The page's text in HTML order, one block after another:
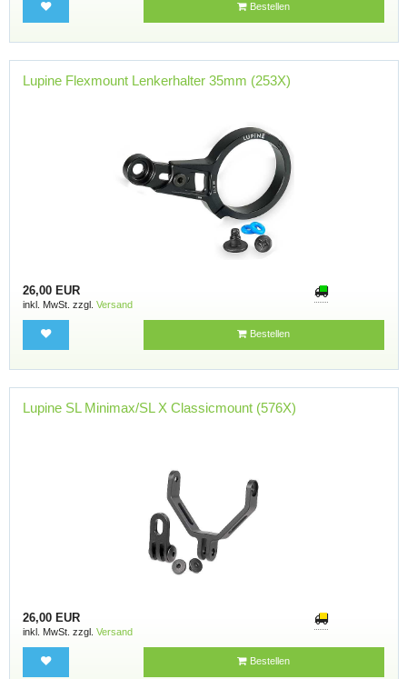
Bestellen
Lupine Flexmount Lenkerhalter 35mm (253X)
26,00 EUR
inkl. MwSt. zzgl. Versand
Bestellen
Lupine SL Minimax/SL X Classicmount (576X)
26,00 EUR
inkl. MwSt. zzgl. Versand
Bestellen